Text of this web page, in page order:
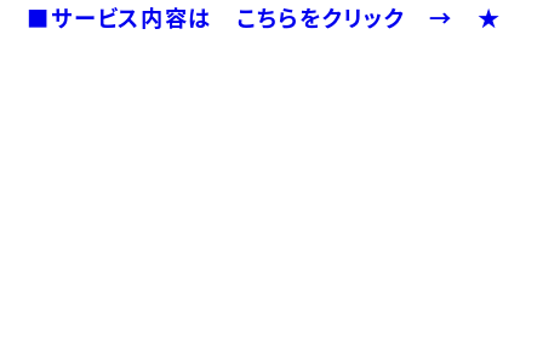
■サービス内容は こちらをクリック → ★